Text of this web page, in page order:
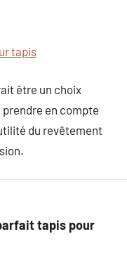
tapis
être un choix
en compte
du revêtement
tapis pour